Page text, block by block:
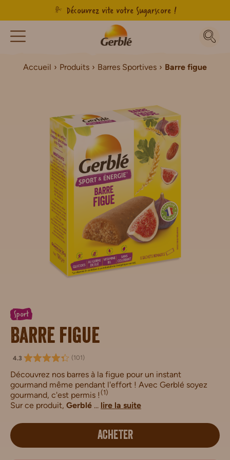
Découvrez vite votre Sugarscore !
Accueil Produits Barres Sportives Barre figue
Sport
Barre figue
4.3 (101)
Découvrez nos barres à la figue pour un instant
gourmand même pendant l'effort ! Avec Gerblé soyez
gourmand, c'est permis ! (1)
Sur ce produit, Gerblé ... lire la suite
ACHETER